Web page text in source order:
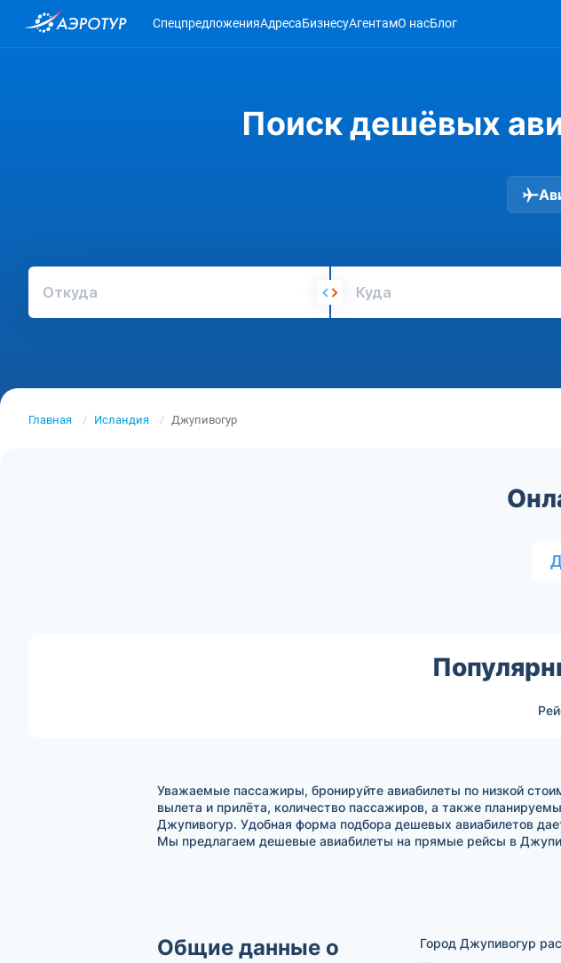
СпецпредложенияАдресаБизнесуАгентамО насБлог
Поиск дешёвых
Откуда Куда
Главная Исландия Джупивогур
Уважаемые пассажиры, бронируйте авиабилеты по низкой
вылета и прилёта, количество пассажиров, а также
Джупивогур. Удобная форма подбора дешевых авиабилетов
Мы предлагаем дешевые авиабилеты на прямые рейсы в
Общие данные о
Город Джупивогур